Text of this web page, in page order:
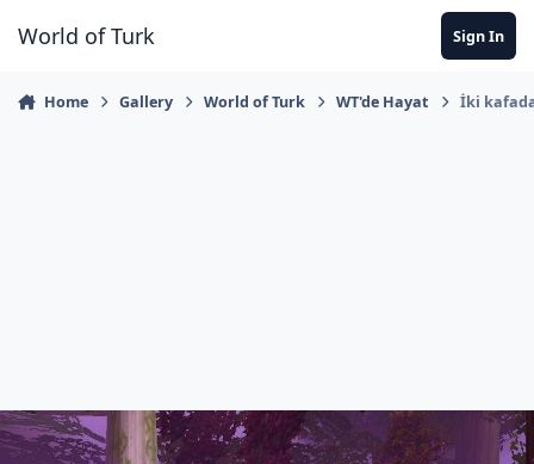
World of Turk Sign In
Home Gallery World of Turk WT'de Hayat İki